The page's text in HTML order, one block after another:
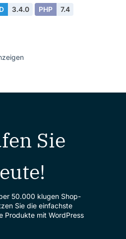
3.4.0 PHP 7.4
Sie
50.000 klugen Shop-
Sie die einfachste
Produkte mit WordPress